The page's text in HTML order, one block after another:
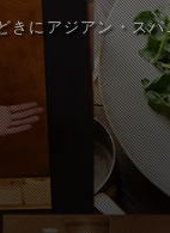
きにアジアン・ス